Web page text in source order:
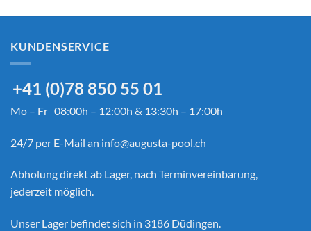
KUNDENSERVICE
+41 (0)78 850 55 01
Mo – Fr 08:00h – 12:00h & 13:30h – 17:00h
24/7 per E-Mail an info@augusta-pool.ch
Abholung direkt ab Lager, nach Terminvereinbarung,
jederzeit möglich.
Unser Lager befindet sich in 3186 Düdingen.